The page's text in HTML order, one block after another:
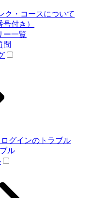
ク・コースについて
付き）
ー一覧
問
グインのトラブル
ル